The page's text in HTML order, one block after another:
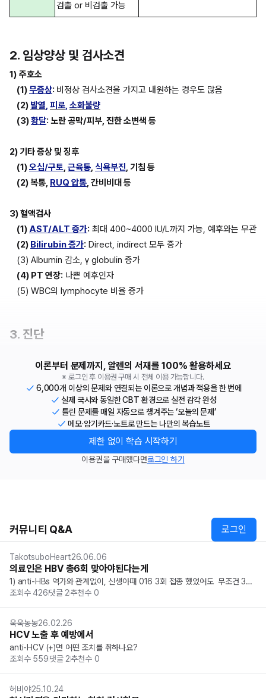
검출 or 비검출 가능
2. 임상양상 및 검사소견
1) 주호소
(1) 무증상: 비정상 검사소견을 가지고 내원하는 경우도 많음
(2) 발열 피로 소화불량
(3) 황달: 노란 공막/피부, 진한 소변색 등
2) 기타 증상 및 징후
(1) 오심/구토 근육통 식욕부진 , 기침 등
(2) 복통, RUQ 압통 , 간비비대 등
3) 혈액검사
(1) AST/ALT 증가: 최대 400~4000 IU/L까지 가능, 예후와는 무관
(2) Bilirubin 증가: Direct, indirect 모두 증가
(3) Albumin 감소, γ globulin 증가
(4) PT 연장: 나쁜 예후인자
(5) WBC의 lymphocyte 비율 증가
3. 진단
이론부터 문제까지, 알렌의 서재를 100% 활용하세요
※ 로그인 후 이용권 구매 시 전체 이용 가능합니다.
6,000개 이상의 문제와 연결되는 이론으로 개념과 적용을 한 번에
실제 국시와 동일한 CBT 환경으로 실전 감각 완성
틀린 문제를 매일 자동으로 챙겨주는 ‘오늘의 문제’
메모·암기카드·노트로 만드는 나만의 복습노트
제한 없이 학습 시작하기
이용권을 구매했다면로그인 하기
커뮤니티 Q&A 로그인
TakotsuboHeart26.06.06
의료인은 HBV 총6회 맞아야된다는게
1) anti-HBs 역가와 관계없이, 신생아때 016 3회 접종 했었어도  무조건 3회
더 맞는건가요?  그냥 최근에 맞은 백신일수록 예방 효과가 좋아서 추가로 맞
조회수426댓글 2추천수 0
욱욱농농26.02.26
HCV 노출 후 예방에서
anti-HCV (+)면 어떤 조치를 취하나요?
조회수 559댓글 2추천수 0
허비야25.10.24